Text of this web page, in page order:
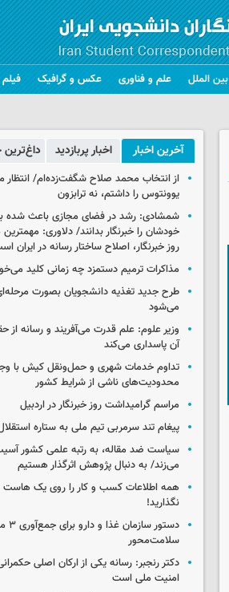
بین الملل علم و فناوری عکس و گرافیک
آخرین اخبار اخبار پربازدید داغ‌ترین
از انتخاب محمد صلاح شگفت‌زده‌ام/ انتظار
یوونتوس را داشتم، نه ترابزون
شمشادی: رشد در فضای مجازی باعث شده
خودشان را خبرنگار بدانند/ دلاوری:
روز خبرنگار، اصلاح ساختار رسانه در ایران
مذاکرات ترمیم دستمزد چه زمانی کلید
طرح جدید تغذیه دانشجویان بصورت
می‌شود
وزیر علوم: علم قدرت می‌آفریند و رسانه از
آن پاسداری می‌کند
تداوم خدمات شهری و حمل‌ونقل کیش با
محدودیت‌های ناشی از شرایط کشور
مراسم گرامیداشت روز خبرنگار در اردبیل
پیغام تند سرمربی تیم ملی به ستاره
سیاست ضد مقاله، به رتبه علمی کشور
می‌زند/ به دنبال پژوهش اثرگذار هستیم
همه اطلاعات کسب‌ و کار را روی یک هاست
نگذارید!
دستور
سلامت‌محور
دکتر رنجبر: رسانه یکی از ارکان اصلی
امنیت ملی است